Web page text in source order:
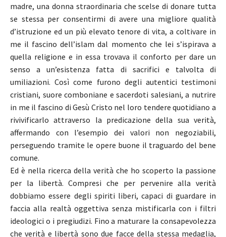
madre, una donna straordinaria che scelse di donare tutta
se stessa per consentirmi di avere una migliore qualità
d’istruzione ed un più elevato tenore di vita, a coltivare in
me il fascino dell’islam dal momento che lei s’ispirava a
quella religione e in essa trovava il conforto per dare un
senso a un’esistenza fatta di sacrifici e talvolta di
umiliazioni. Così come furono degli autentici testimoni
cristiani, suore comboniane e sacerdoti salesiani, a nutrire
in me il fascino di Gesù Cristo nel loro tendere quotidiano a
rivivificarlo attraverso la predicazione della sua verità,
affermando con l’esempio dei valori non negoziabili,
perseguendo tramite le opere buone il traguardo del bene
comune.
Ed è nella ricerca della verità che ho scoperto la passione
per la libertà. Compresi che per pervenire alla verità
dobbiamo essere degli spiriti liberi, capaci di guardare in
faccia alla realtà oggettiva senza mistificarla con i filtri
ideologici o i pregiudizi. Fino a maturare la consapevolezza
che verità e libertà sono due facce della stessa medaglia,